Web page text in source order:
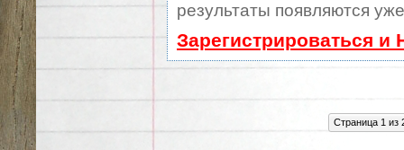
результаты появляются
Зарегистрироваться и
Страница 1 из